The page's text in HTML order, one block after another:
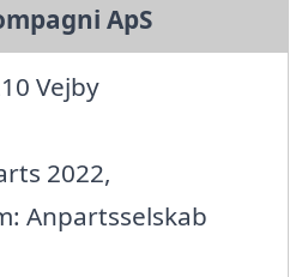
ApS
Vejby
2022,
Anpartsselskab